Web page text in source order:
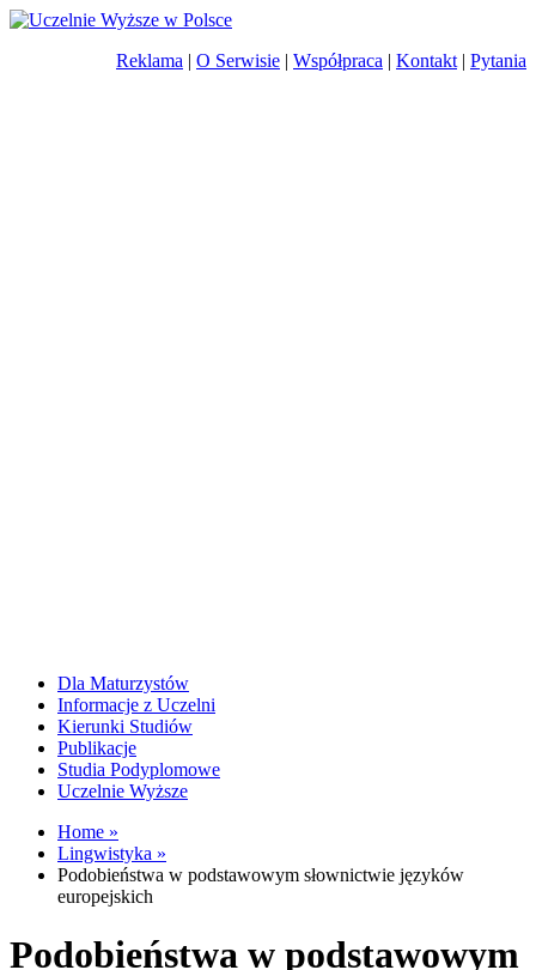
Reklama | O Serwisie | Współpraca | Kontakt | Pytania
Dla Maturzystów
Informacje z Uczelni
Kierunki Studiów
Publikacje
Studia Podyplomowe
Uczelnie Wyższe
Home »
Lingwistyka »
Podobieństwa w podstawowym słownictwie języków
europejskich
Podobieństwa w podstawowym